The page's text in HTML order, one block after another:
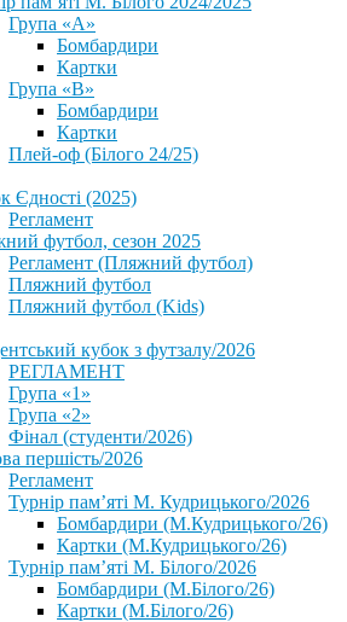
Група «А»
Бомбардири
Картки
Група «В»
Бомбардири
Картки
Плей-оф (Білого 24/25)
Єдності (2025)
Регламент
футбол, сезон 2025
Регламент (Пляжний футбол)
Пляжний футбол
Пляжний футбол (Kids)
кубок з футзалу/2026
РЕГЛАМЕНТ
Група «1»
Група «2»
Фінал (студенти/2026)
першість/2026⁩
Регламент
Турнір пам’яті М. Кудрицького/2026
Бомбардири (М.Кудрицького/26)
Картки (М.Кудрицького/26)
Турнір пам’яті М. Білого/2026
Бомбардири (М.Білого/26)
Картки (М.Білого/26)